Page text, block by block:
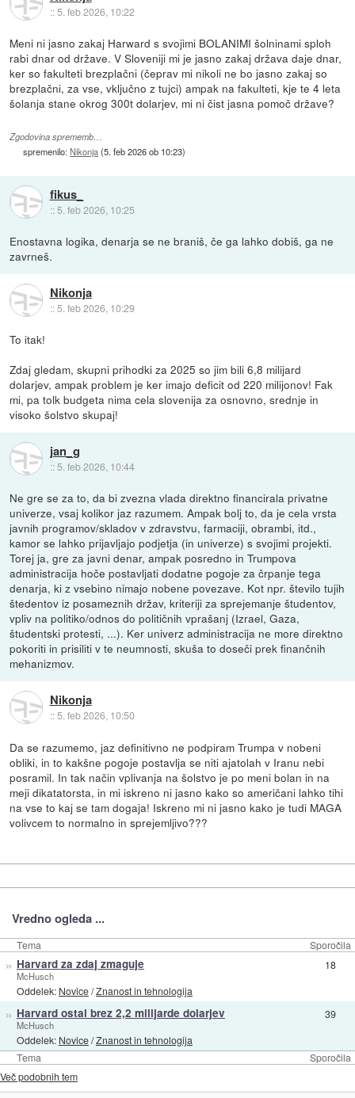
::5. feb 2026, 10:22
Meni ni jasno zakaj Harward s svojimi BOLANIMI šolninami sploh
rabi dnar od države. V Sloveniji mi je jasno zakaj država daje dnar,
ker so fakulteti brezplačni (čeprav mi nikoli ne bo jasno zakaj so
brezplačni, za vse, vključno z tujci) ampak na fakulteti, kje te 4 leta
šolanja stane okrog 300t dolarjev, mi ni čist jasna pomoč države?
Zgodovina sprememb…
spremenilo:Nikonja(5. feb 2026 ob 10:23)
fikus_
:: 5. feb 2026, 10:25
Enostavna logika, denarja se ne braniš, če ga lahko dobiš, ga ne
zavrneš.
Nikonja
::5. feb 2026, 10:29
To itak!
Zdaj gledam, skupni prihodki za 2025 so jim bili 6,8 milijard
dolarjev, ampak problem je ker imajo deficit od 220 milijonov! Fak
mi, pa tolk budgeta nima cela slovenija za osnovno, srednje in
visoko šolstvo skupaj!
jan_g
:: 5. feb 2026, 10:44
Ne gre se za to, da bi zvezna vlada direktno financirala privatne
univerze, vsaj kolikor jaz razumem. Ampak bolj to, da je cela vrsta
javnih programov/skladov v zdravstvu, farmaciji, obrambi, itd.,
kamor se lahko prijavljajo podjetja (in univerze) s svojimi projekti.
Torej ja, gre za javni denar, ampak posredno in Trumpova
administracija hoče postavljati dodatne pogoje za črpanje tega
denarja, ki z vsebino nimajo nobene povezave. Kot npr. število tujih
štedentov iz posameznih držav, kriteriji za sprejemanje študentov,
vpliv na politiko/odnos do političnih vprašanj (Izrael, Gaza,
študentski protesti, ...). Ker univerz administracija ne more direktno
pokoriti in prisiliti v te neumnosti, skuša to doseči prek finančnih
mehanizmov.
Nikonja
::5. feb 2026, 10:50
Da se razumemo, jaz definitivno ne podpiram Trumpa v nobeni
obliki, in to kakšne pogoje postavlja se niti ajatolah v Iranu nebi
posramil. In tak način vplivanja na šolstvo je po meni bolan in na
meji dikatatorsta, in mi iskreno ni jasno kako so američani lahko tihi
na vse to kaj se tam dogaja! Iskreno mi ni jasno kako je tudi MAGA
volivcem to normalno in sprejemljivo???
Vredno ogleda ...
Tema Sporočila
Tema Sporočila
» Harvard za zdaj zmaguje
McHusch
Oddelek: Novice/Znanost in tehnologija
18
» Harvard ostal brez 2,2 milijarde dolarjev
McHusch
Oddelek: Novice/Znanost in tehnologija
39
Več podobnih tem